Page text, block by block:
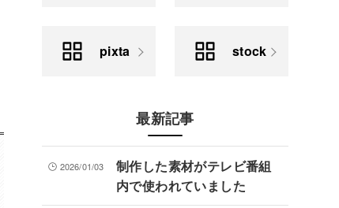
pixta stock
最新記事
2026/01/03
制作した素材がテレビ番組
内で使われていました